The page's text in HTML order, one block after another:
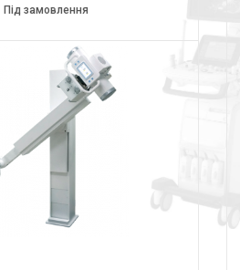
Під замовлення